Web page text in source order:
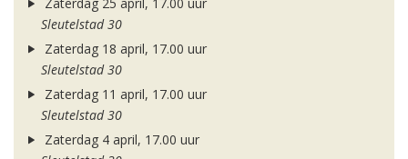
Zaterdag 25 april, 17.00 uur
Sleutelstad 30
Zaterdag 18 april, 17.00 uur
Sleutelstad 30
Zaterdag 11 april, 17.00 uur
Sleutelstad 30
Zaterdag 4 april, 17.00 uur